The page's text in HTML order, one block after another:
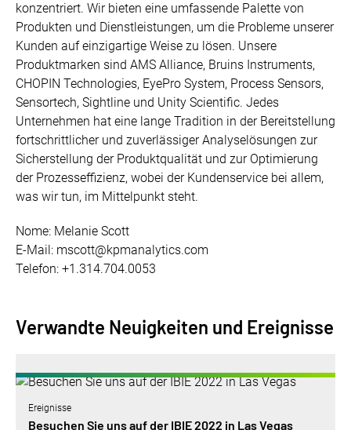
konzentriert. Wir bieten eine umfassende Palette von
Produkten und Dienstleistungen, um die Probleme unserer
Kunden auf einzigartige Weise zu lösen. Unsere
Produktmarken sind AMS Alliance, Bruins Instruments,
CHOPIN Technologies, EyePro System, Process Sensors,
Sensortech, Sightline und Unity Scientific. Jedes
Unternehmen hat eine lange Tradition in der Bereitstellung
fortschrittlicher und zuverlässiger Analyselösungen zur
Sicherstellung der Produktqualität und zur Optimierung
der Prozesseffizienz, wobei der Kundenservice bei allem,
was wir tun, im Mittelpunkt steht.
Nome: Melanie Scott
E-Mail: mscott@kpmanalytics.com
Telefon: +1.314.704.0053
Verwandte Neuigkeiten und Ereignisse
Ereignisse
Besuchen Sie uns auf der IBIE 2022 in Las Vegas